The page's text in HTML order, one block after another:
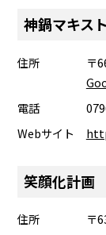
神鍋マキス
住所
〒
電話
Webサイト
笑顔化計画
住所
〒